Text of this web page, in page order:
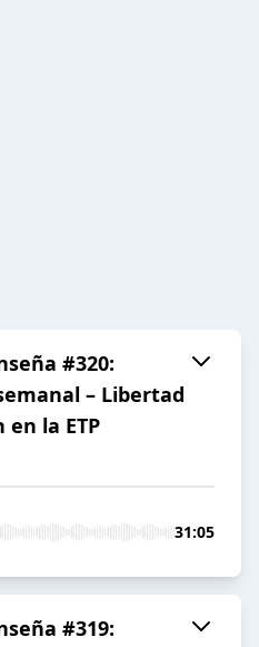
#320:
– Libertad
en la ETP
31:05
#319: